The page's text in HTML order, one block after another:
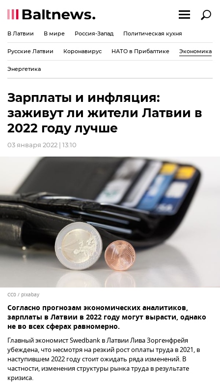
В Латвии В мире Россия-Запад Политическая кухня
Русские Латвии Коронавирус НАТО в Прибалтике Экономика
Энергетика
Зарплаты и инфляция:
заживут ли жители Латвии в
2022 году лучше
03 января 2022 | 13:10
CC0 / pixabay
Согласно прогнозам экономических аналитиков,
зарплаты в Латвии в 2022 году могут вырасти, однако
не во всех сферах равномерно.
Главный экономист Swedbank в Латвии Лива Зоргенфрейя
убеждена, что несмотря на резкий рост оплаты труда в 2021, в
наступившем 2022 году стоит ожидать ряда изменений. В
частности, изменения структуры рынка труда в результате
кризиса.